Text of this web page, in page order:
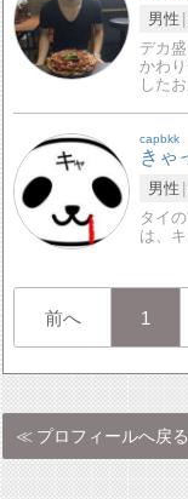
男性
デカ
かわ
した
capbkk
きゃ
男性
タイ
は、
前へ 1
プロフィールへ戻る